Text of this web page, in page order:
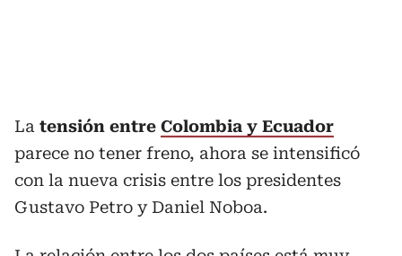
La tensión entre Colombia y Ecuador
parece no tener freno, ahora se intensificó
con la nueva crisis entre los presidentes
Gustavo Petro y Daniel Noboa.